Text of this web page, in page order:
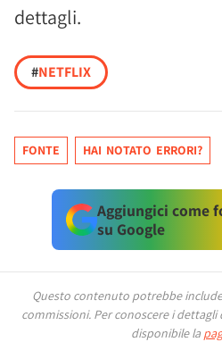
dettagli.
#NETFLIX
FONTE HAI NOTATO ERRORI?
Aggiungici come
su Google
Questo contenuto potrebbe
commissioni. Per conoscere i
disponibile la